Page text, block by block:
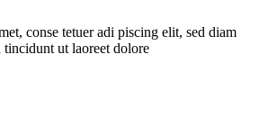
conse tetuer adi piscing elit, sed diam
ut laoreet dolore